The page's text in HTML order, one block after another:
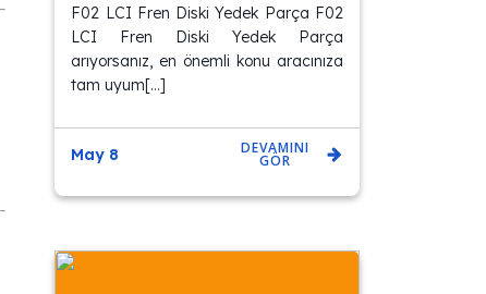
F02 LCI Fren Diski Yedek Parça F02
LCI Fren Diski Yedek Parça
arıyorsanız, en önemli konu aracınıza
tam uyum[…]
May 8 DEVAMINI
GÖR